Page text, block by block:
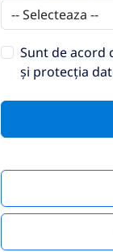
Sunt de acord
și protecția